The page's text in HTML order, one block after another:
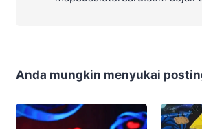
Anda mungkin menyukai